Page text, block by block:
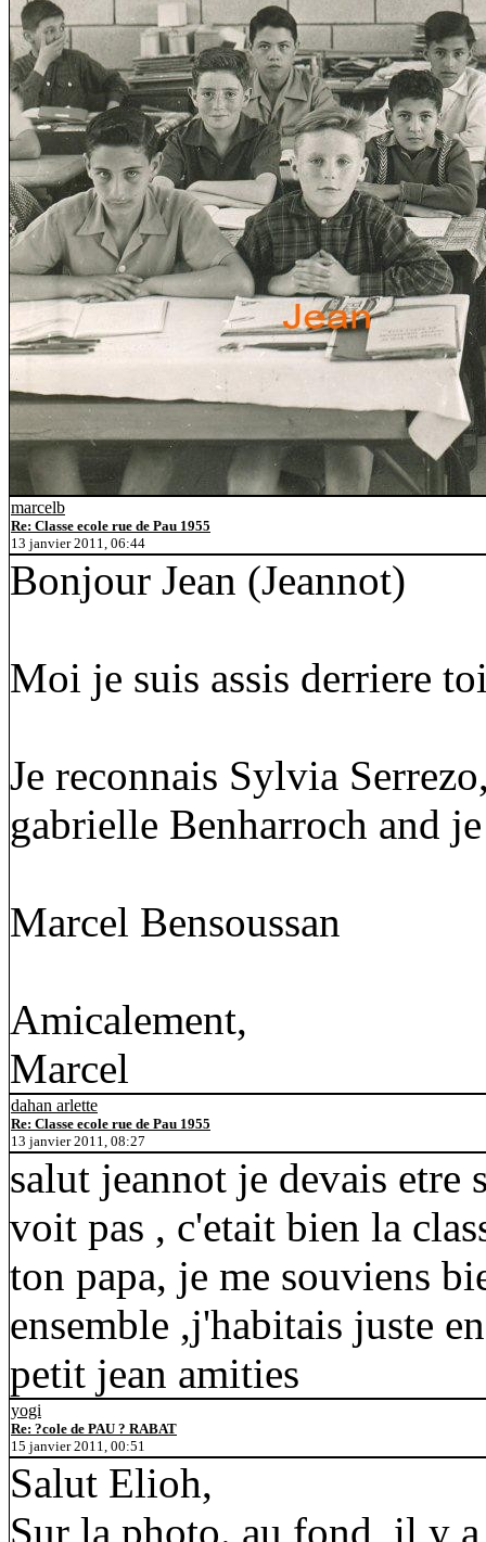
marcelb
Re: Classe ecole rue de Pau 1955
13 janvier 2011, 06:44
Bonjour Jean (Jeannot)
Moi je suis assis derriere
Je reconnais Sylvia
gabrielle Benharroch and
Marcel Bensoussan
Amicalement,
Marcel
dahan arlette
Re: Classe ecole rue de Pau 1955
13 janvier 2011, 08:27
salut jeannot je devais etre
voit pas , c'etait bien la
ton papa, je me souviens
ensemble ,j'habitais juste
petit jean amities
yogi
Re: ?cole de PAU ? RABAT
15 janvier 2011, 00:51
Salut Elioh,
Sur la photo. au fond, il y